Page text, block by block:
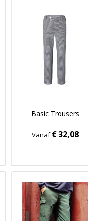
Basic Trousers
Vanaf€ 32,08